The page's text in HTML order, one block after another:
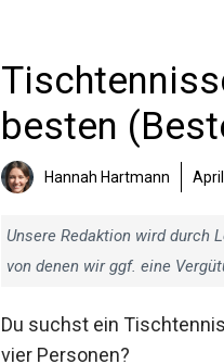
besten
Hannah Hartmann
Unsere Redaktion wird durch
von denen wir ggf. eine
Du suchst ein
vier Personen?